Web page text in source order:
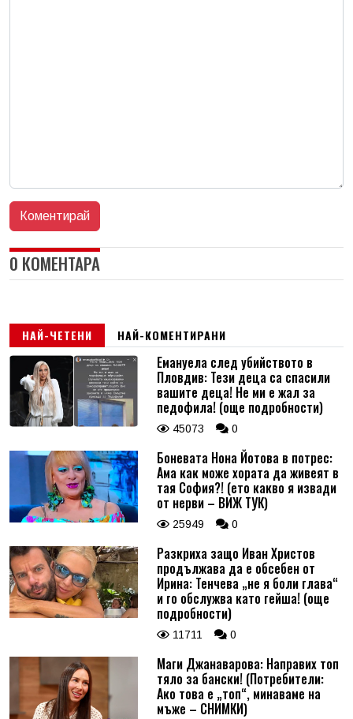
0 КОМЕНТАРА
НАЙ-ЧЕТЕНИ НАЙ-КОМЕНТИРАНИ
Емануела след убийството в
Пловдив: Тези деца са спасили
вашите деца! Не ми е жал за
педофила! (още подробности)
45073 0
Боневата Нона Йотова в потрес:
Ама как може хората да живеят в
тая София?! (ето какво я извади
от нерви – ВИЖ ТУК)
25949 0
Разкриха защо Иван Христов
продължава да е обсебен от
Ирина: Тенчева „не я боли глава“
и го обслужва като гейша! (още
подробности)
11711 0
Маги Джанаварова: Направих топ
тяло за бански! (Потребители:
Ако това е „топ“, минаваме на
мъже – СНИМКИ)